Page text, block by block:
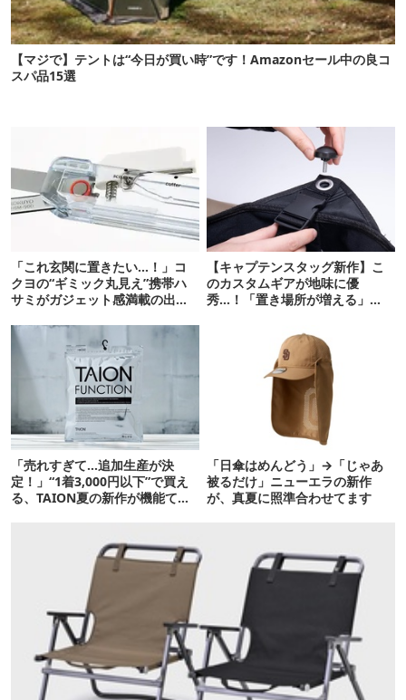
【マジで】テントは“今日が買い時”です！Amazonセール中の良コ
スパ品15選
「これ玄関に置きたい…！」コ
クヨの“ギミック丸見え”携帯ハ
サミがガジェット感満載の出来
【キャプテンスタッグ新作】こ
のカスタムギアが地味に優
秀…！「置き場所が増える」
「売れすぎて…追加生産が決
定！」“1着3,000円以下”で買え
る、TAION夏の新作が機能てん
「日傘はめんどう」→「じゃあ
被るだけ」ニューエラの新作
が、真夏に照準合わせてます